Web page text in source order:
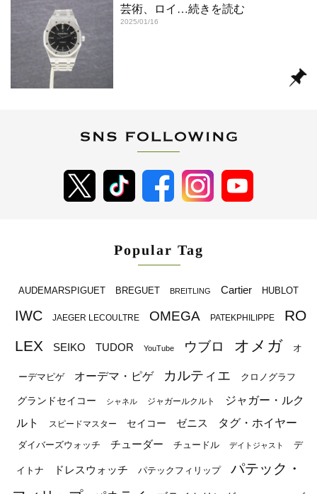
芸術、ロイ …続きを読む
2025/01/16
Popular Tag
AUDEMARSPIGUET BREGUET BREITLING Cartier HUBLOT
IWC JAEGER LECOULTRE OMEGA PATEKPHILIPPE
RO
LEX
SEIKO TUDOR YouTube ウブロ オメガ オ
ーデマピゲ オーデマ・ピゲ カルティエ クロノグラフ
グランドセイコー シャネル ジャガールクルト
ジャガー・ルク
ルト
スピードマスター セイコー ゼニス タグ・ホイヤー
ダイバーズウォッチ チューダー チュードル デイトジャスト デ
イトナ ドレスウォッチ パテックフィリップ
パテック・